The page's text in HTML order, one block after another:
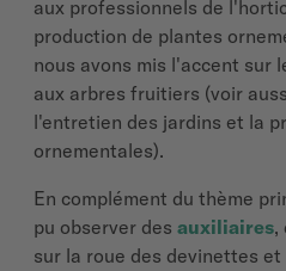
aux professionnels de
production de plantes
nous avons mis l'accent sur
aux arbres fruitiers (voir
l'entretien des jardins et la
ornementales).
En complément du thème
pu observer des auxiliaires,
sur la roue des devinettes